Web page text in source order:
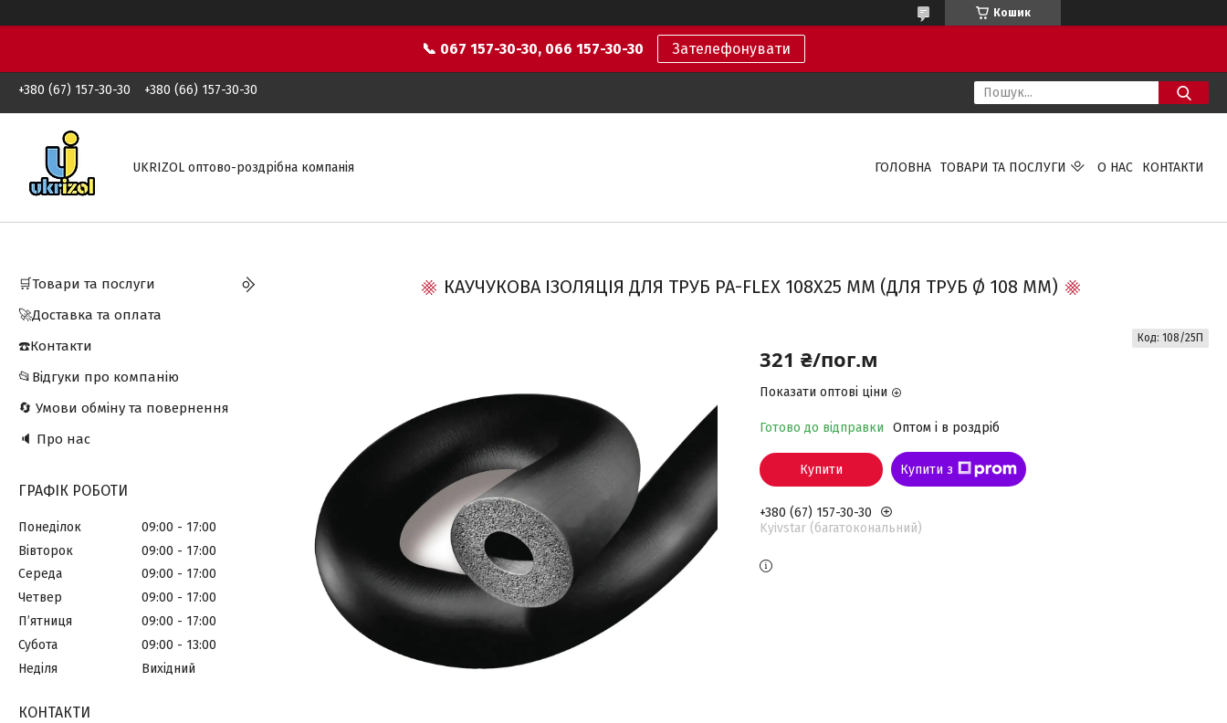
Кошик
📞 067 157-30-30, 066 157-30-30 Зателефонувати
+380 (67) 157-30-30 +380 (66) 157-30-30
UKRIZOL оптово-роздрібна компанія ГОЛОВНА ТОВАРИ ТА ПОСЛУГИ О НАС КОНТАКТИ
КАУЧУКОВА ІЗОЛЯЦІЯ ДЛЯ ТРУБ PA-FLEX 108Х25 ММ (ДЛЯ ТРУБ Ø 108 ММ)
321 ₴/пог.м
Показати оптові ціни
Готово до відправки Оптом і в роздріб
Код: 108/25П
Купити Купити з
+380 (67) 157-30-30
Kyivstar (багатокональний)
🛒Товари та послуги
🚀Доставка та оплата
☎️Контакти
📂Відгуки про компанію
🔄 Умови обміну та повернення
🔈 Про нас
ГРАФІК РОБОТИ
Понеділок 09:00
17:00
Вівторок
09:00
17:00
Середа
09:00
17:00
Четвер
09:00
17:00
Пʼятниця
09:00
17:00
Субота
09:00
13:00
Неділя
Вихідний
КОНТАКТИ